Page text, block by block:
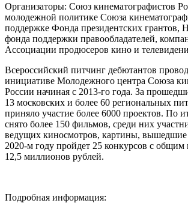
Организаторы: Союз кинематографистов
молодежной политике Союза кинемато
поддержке Фонда президентских грантов,
фонда поддержки правообладателей,
Ассоциации продюсеров кино и
Всероссийский питчинг дебютантов
инициативе Молодежного центра Союза
России начиная с 2013-го года. За
13 московских и более 60 региональных
приняло участие более 6000 проектов. По
снято более 150 фильмов, среди них
ведущих киносмотров, картины, вышедшие
2020-м году пройдет 25 конкурсов с
12,5 миллионов рублей.
Подробная информация: